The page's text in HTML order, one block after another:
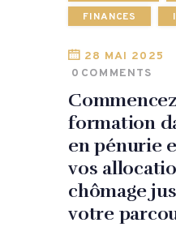
FINANCES
28 MAI 2025
0 COMMENTS
formation
en pénurie
vos
chômage
votre